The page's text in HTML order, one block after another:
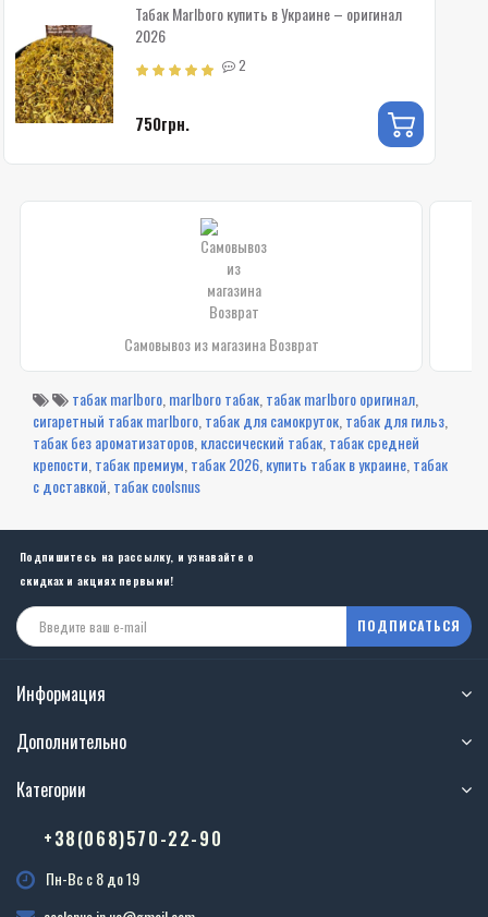
Табак Marlboro купить в Украине – оригинал
2026
2
750грн.
Самовывоз из магазина Возврат
табак marlboro marlboro табак табак marlboro оригинал
сигаретный табак marlboro табак для самокруток табак для гильз
табак без ароматизаторов классический табак табак средней
крепости табак премиум табак 2026 купить табак в украине табак
с доставкой табак coolsnus
Подпишитесь на рассылку, и узнавайте о
скидках и акциях первыми!
ПОДПИСАТЬСЯ
Информация
Дополнительно
Категории
+38(068)570-22-90
Пн-Вс с 8 до 19